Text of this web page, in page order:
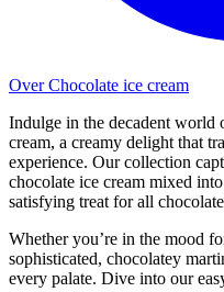
Over Chocolate ice cream
Indulge in the decadent world
cream, a creamy delight that
experience. Our collection
chocolate ice cream mixed
satisfying treat for all
Whether you’re in the mood
sophisticated, chocolatey
every palate. Dive into our